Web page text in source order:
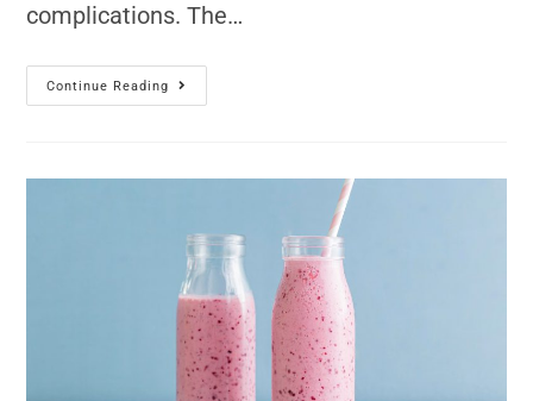
complications. The…
Continue Reading